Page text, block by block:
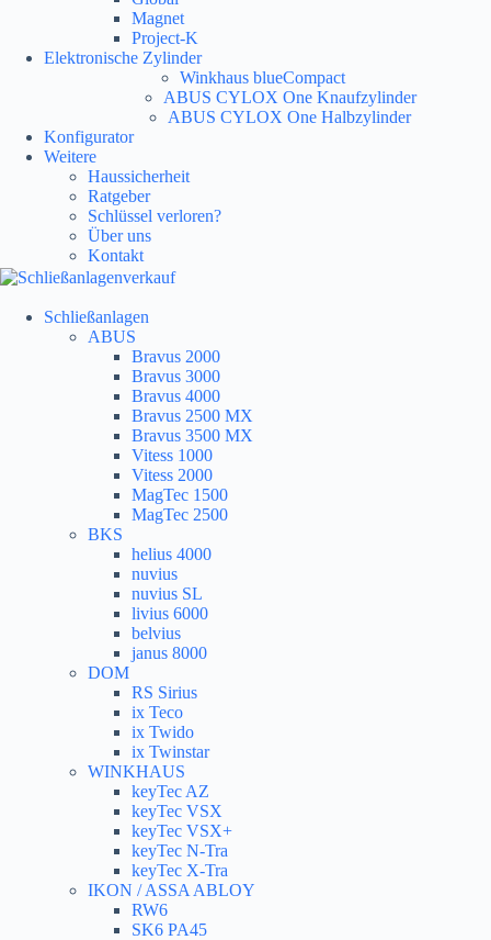
Magnet
Project-K
Elektronische Zylinder
Winkhaus blueCompact
ABUS CYLOX One Knaufzylinder
ABUS CYLOX One Halbzylinder
Konfigurator
Weitere
Haussicherheit
Ratgeber
Schlüssel verloren?
Über uns
Kontakt
Schließanlagen
ABUS
Bravus 2000
Bravus 3000
Bravus 4000
Bravus 2500 MX
Bravus 3500 MX
Vitess 1000
Vitess 2000
MagTec 1500
MagTec 2500
BKS
helius 4000
nuvius
nuvius SL
livius 6000
belvius
janus 8000
DOM
RS Sirius
ix Teco
ix Twido
ix Twinstar
WINKHAUS
keyTec AZ
keyTec VSX
keyTec VSX+
keyTec N-Tra
keyTec X-Tra
IKON / ASSA ABLOY
RW6
SK6 PA45